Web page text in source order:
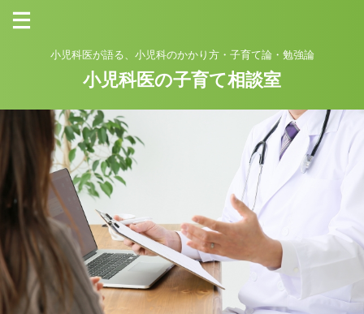
小児科医が語る、小児科のかかり方・子育て論・勉強論
小児科医の子育て相談室